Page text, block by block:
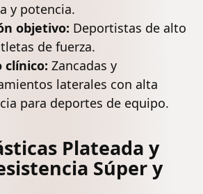
y potencia.
objetivo: Deportistas de alto
de fuerza.
clínico: Zancadas y
laterales con alta
para deportes de equipo.
Plateada y
Súper y